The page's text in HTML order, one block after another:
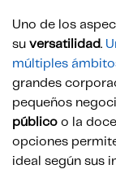
Uno de los
su versatilidad.
múltiples
grandes
pequeños
público o la
opciones
ideal según sus